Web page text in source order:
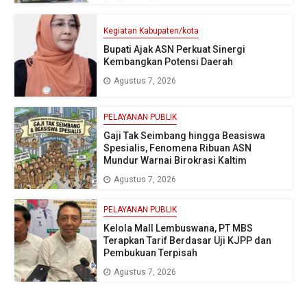
Kegiatan Kabupaten/kota
Bupati Ajak ASN Perkuat Sinergi
Kembangkan Potensi Daerah
Agustus 7, 2026
PELAYANAN PUBLIK
Gaji Tak Seimbang hingga Beasiswa
Spesialis, Fenomena Ribuan ASN
Mundur Warnai Birokrasi Kaltim
Agustus 7, 2026
PELAYANAN PUBLIK
Kelola Mall Lembuswana, PT MBS
Terapkan Tarif Berdasar Uji KJPP dan
Pembukuan Terpisah
Agustus 7, 2026